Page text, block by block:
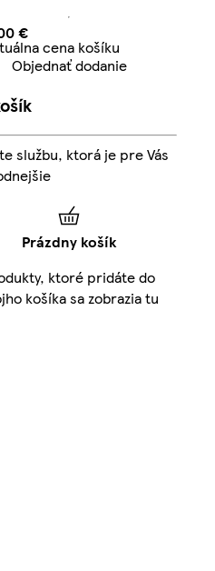
€ Aktuálna cena košíku
€
cena košíku
Objednať dodanie
službu, ktorá je pre Vás
Prázdny košík
ktoré pridáte do
košíka sa zobrazia tu